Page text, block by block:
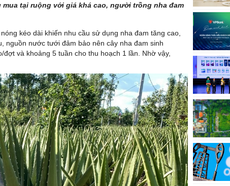
tại ruộng với giá khá cao, người trồng nha đam
kéo dài khiến nhu cầu sử dụng nha đam tăng cao,
nguồn nước tưới đảm bảo nên cây nha đam sinh
và khoảng 5 tuần cho thu hoạch 1 lần. Nhờ vậy,